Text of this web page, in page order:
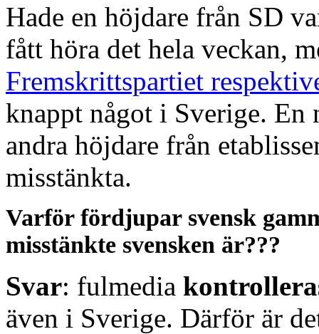
Hade en höjdare från SD
fått höra det hela veckan,
Fremskrittspartiet
knappt något i Sverige. En
andra höjdare från
misstänkta.
Varför fördjupar svensk
misstänkte svensken är???
Svar: fulmedia
även i Sverige. Därför är